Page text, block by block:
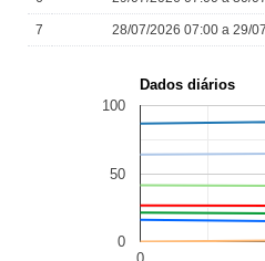
7 28/07/2026 07:00 a 29/
Dados diários
0
50
100